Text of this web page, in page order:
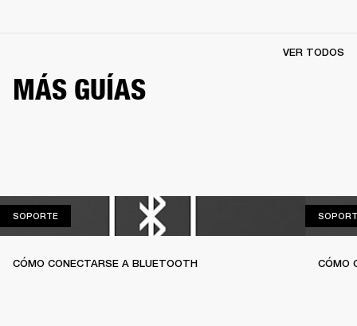
MÁS GUÍAS
VER TODOS
SOPORTESOPORTE
CÓMO CONECTARSE A BLUETOOTH CÓMO